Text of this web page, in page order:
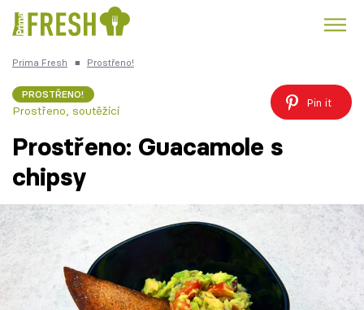
Česká kuchyně
Témata
Recepty
Články
Prima Fresh ■ Prostřeno!
PROSTŘENO!
Prostřeno, soutěžící
Pin it
Prostřeno: Guacamole s
chipsy